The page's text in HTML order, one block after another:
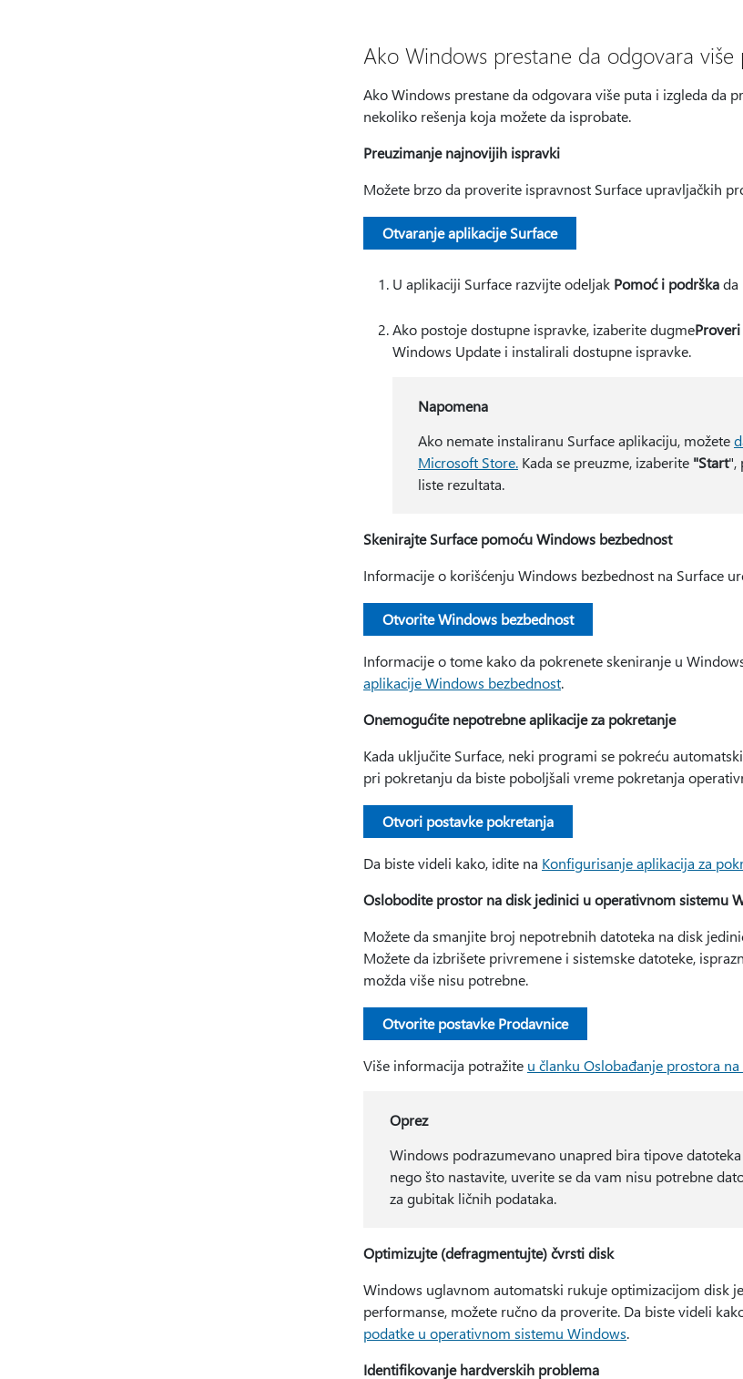
Ako Windows prestane da odgovara više
Ako Windows prestane da odgovara više puta i izgleda da
nekoliko rešenja koja možete da isprobate.
Preuzimanje najnovijih ispravki
Možete brzo da proverite ispravnost Surface upravljačkih
Otvaranje aplikacije Surface
U aplikaciji Surface razvijte odeljak Pomoć i podrškada
Ako postoje dostupne ispravke, izaberite dugme
Windows Update i instalirali dostupne ispravke.
Napomena
Ako nemate instaliranu Surface aplikaciju, možete
Microsoft Store.Kada se preuzme, izaberite "Start",
liste rezultata.
Skenirajte Surface pomoću Windows bezbednost
Informacije o korišćenju Windows bezbednost na Surface
Otvorite Windows bezbednost
Informacije o tome kako da pokrenete skeniranje u
aplikacije Windows bezbednost.
Onemogućite nepotrebne aplikacije za pokretanje
Kada uključite Surface, neki programi se pokreću
pri pokretanju da biste poboljšali vreme pokretanja
Otvori postavke pokretanja
Da biste videli kako, idite na Konfigurisanje aplikacija za
Oslobodite prostor na disk jedinici u operativnom sistemu
Možete da smanjite broj nepotrebnih datoteka na disk
Možete da izbrišete privremene i sistemske datoteke,
možda više nisu potrebne.
Otvorite postavke Prodavnice
Više informacija potražite u članku Oslobađanje prostora
Oprez
Windows podrazumevano unapred bira tipove
nego što nastavite, uverite se da vam nisu potrebne
za gubitak ličnih podataka.
Optimizujte (defragmentujte) čvrsti disk
Windows uglavnom automatski rukuje optimizacijom disk
performanse, možete ručno da proverite. Da biste videli
podatke u operativnom sistemu Windows.
Identifikovanje hardverskih problema